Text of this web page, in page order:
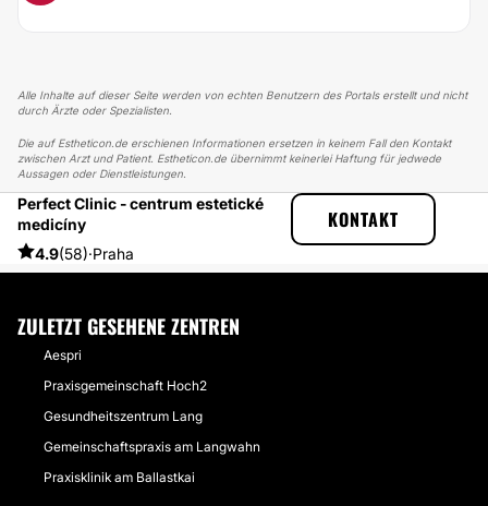
Alle Inhalte auf dieser Seite werden von echten Benutzern des Portals erstellt und nicht
durch Ärzte oder Spezialisten.
Die auf Estheticon.de erschienen Informationen ersetzen in keinem Fall den Kontakt
zwischen Arzt und Patient. Estheticon.de übernimmt keinerlei Haftung für jedwede
Aussagen oder Dienstleistungen.
Perfect Clinic - centrum estetické
medicíny
4.9(58)·Praha
KONTAKT
ESTHETICON
ERFAHRUNGSBERICHTE
ERFAHRUNGSBERICHTE ÜBER AUGENLIDSTRAFFUNG
LIDSTRAFFUNG AUF PERFECT CLINIC - TOP ARZT UND TEAM
ZULETZT GESEHENE ZENTREN
Aespri
Praxisgemeinschaft Hoch2
Gesundheitszentrum Lang
Gemeinschaftspraxis am Langwahn
Praxisklinik am Ballastkai